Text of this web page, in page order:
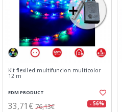
Kit flexiled multifuncion multicolor
12 m
EDM PRODUCT
33,71€ 76,13€ - 56%